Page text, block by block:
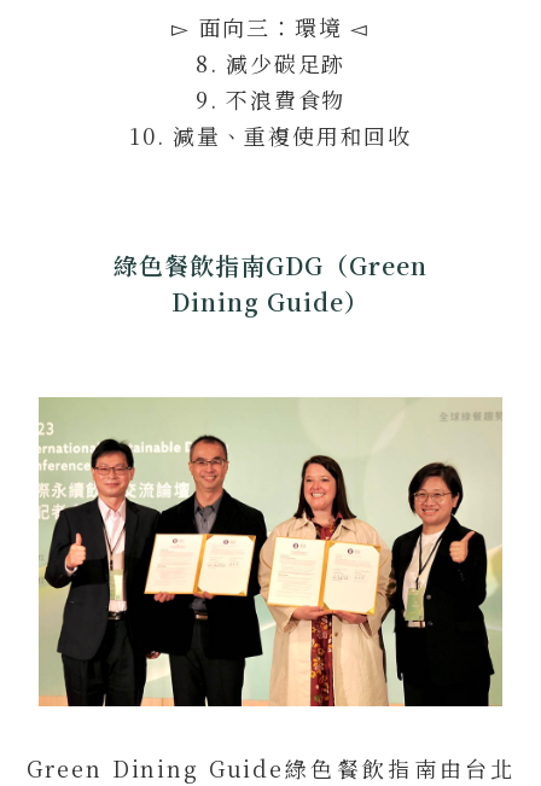
▻ 面向三：環境 ◅
8. 減少碳足跡
9. 不浪費食物
10. 減量、重複使用和回收
綠色餐飲指南GDG（Green
Dining Guide）
Green Dining Guide綠色餐飲指南由台北